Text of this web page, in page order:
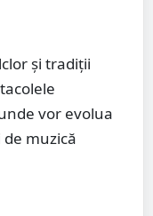
și tradiții
vor evolua
muzică